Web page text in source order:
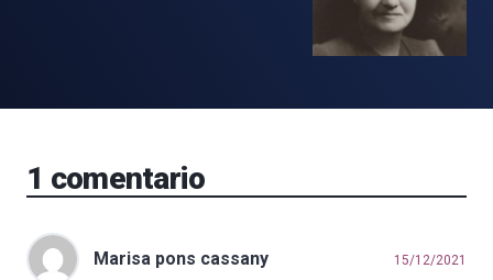
1 comentario
Marisa pons cassany 15/12/2021